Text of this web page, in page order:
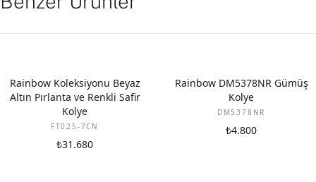
YENI
Rainbow Koleksiyonu Beyaz
Altın Pırlanta ve Renkli Safir
Kolye
FT025-7CN
₺31.680
Rainbow DM5378NR Gümüş
Kolye
DM5378NR
₺4.800